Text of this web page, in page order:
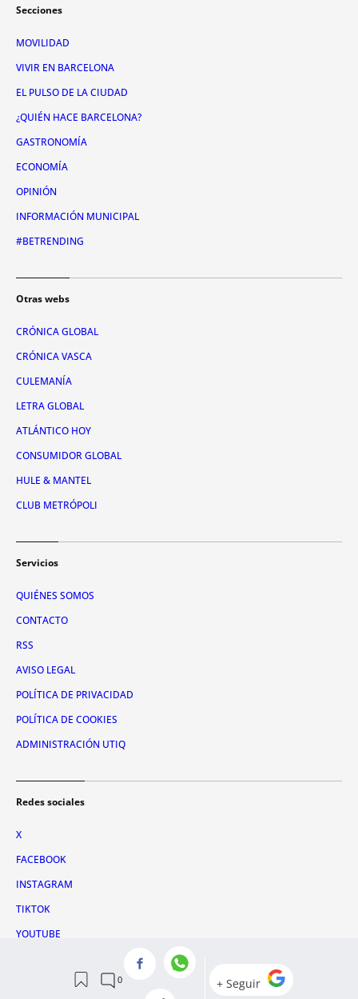
Secciones
MOVILIDAD
VIVIR EN BARCELONA
EL PULSO DE LA CIUDAD
¿QUIÉN HACE BARCELONA?
GASTRONOMÍA
ECONOMÍA
OPINIÓN
INFORMACIÓN MUNICIPAL
#BETRENDING
Otras webs
CRÓNICA GLOBAL
CRÓNICA VASCA
CULEMANÍA
LETRA GLOBAL
ATLÁNTICO HOY
CONSUMIDOR GLOBAL
HULE & MANTEL
CLUB METRÓPOLI
Servicios
QUIÉNES SOMOS
CONTACTO
RSS
AVISO LEGAL
POLÍTICA DE PRIVACIDAD
POLÍTICA DE COOKIES
ADMINISTRACIÓN UTIQ
Redes sociales
X
FACEBOOK
INSTAGRAM
TIKTOK
YOUTUBE